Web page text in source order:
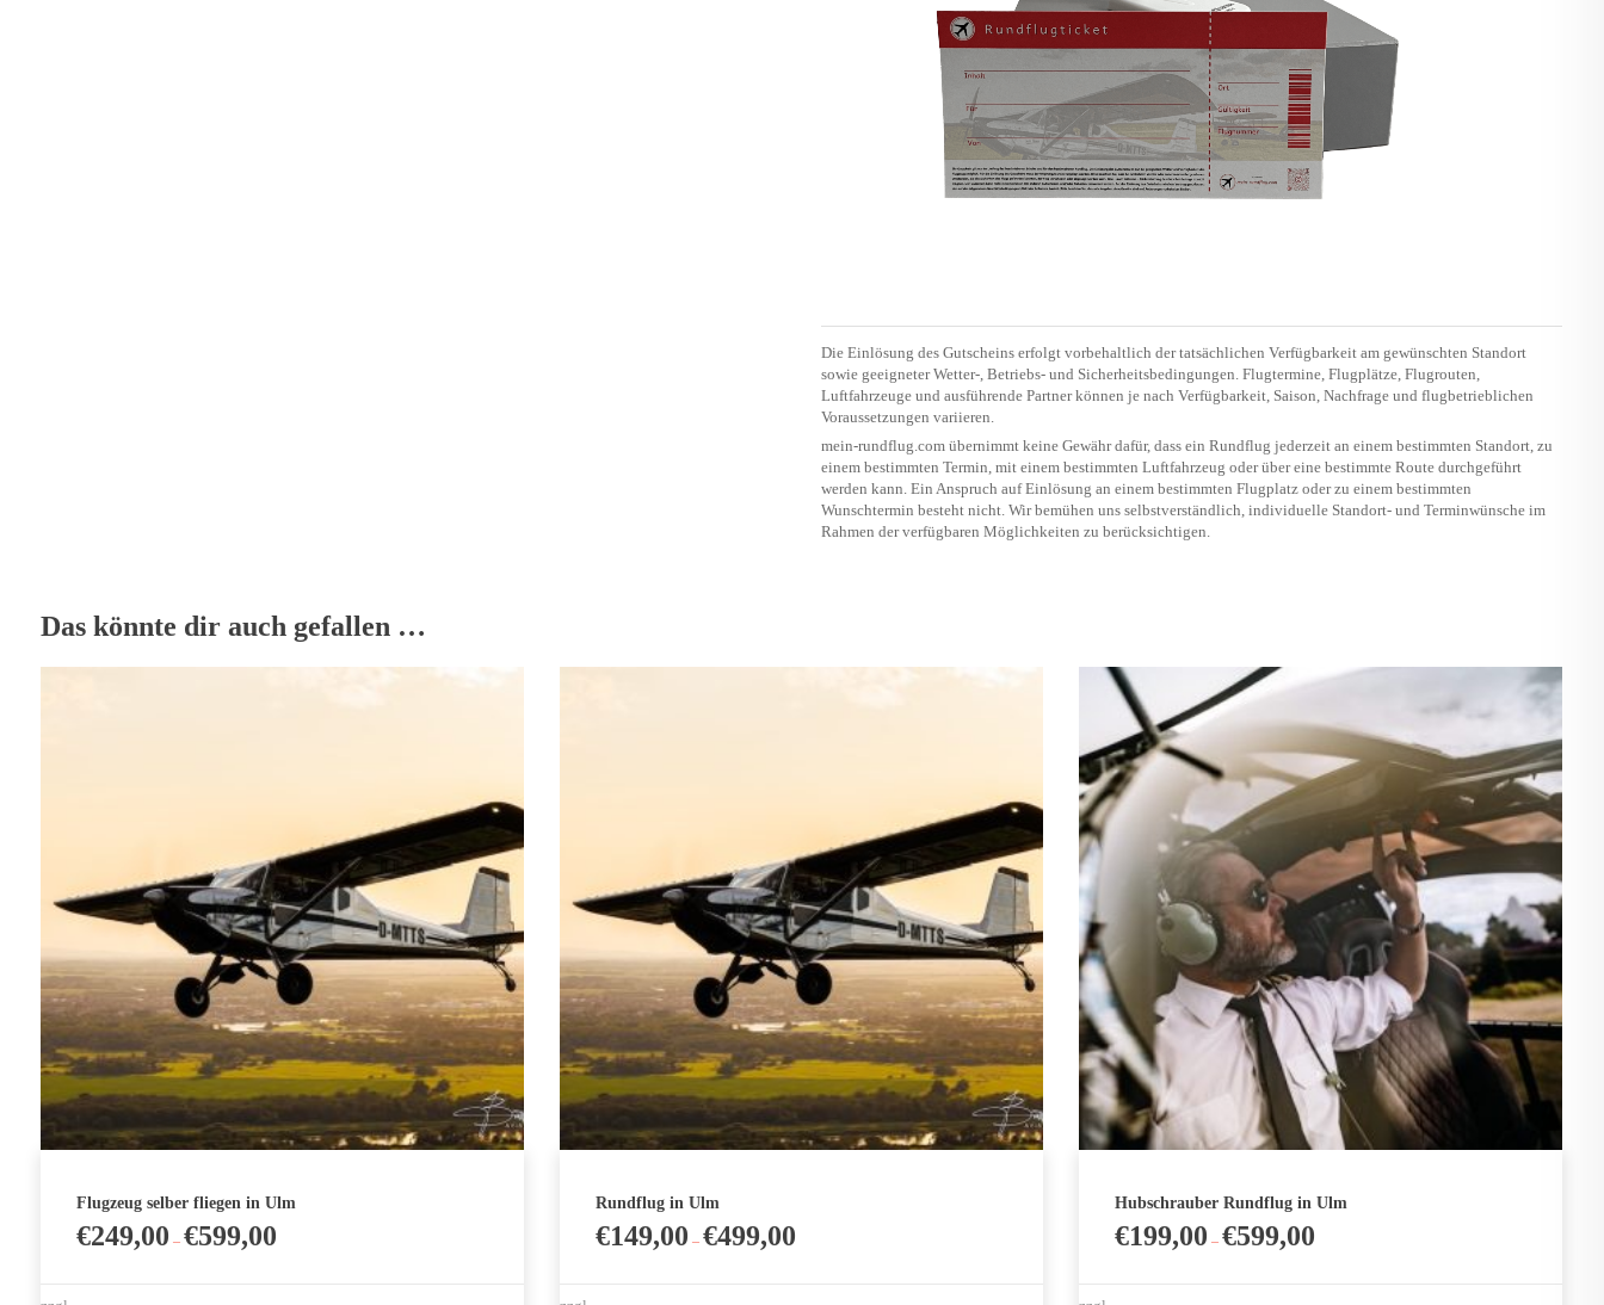
Die Einlösung des Gutscheins erfolgt vorbehaltlich der tatsächlichen Verfügbarkeit am gewünschten Standort
sowie geeigneter Wetter-, Betriebs- und Sicherheitsbedingungen. Flugtermine, Flugplätze, Flugrouten,
Luftfahrzeuge und ausführende Partner können je nach Verfügbarkeit, Saison, Nachfrage und flugbetrieblichen
Voraussetzungen variieren.
mein-rundflug.com übernimmt keine Gewähr dafür, dass ein Rundflug jederzeit an einem bestimmten Standort, zu
einem bestimmten Termin, mit einem bestimmten Luftfahrzeug oder über eine bestimmte Route durchgeführt
werden kann. Ein Anspruch auf Einlösung an einem bestimmten Flugplatz oder zu einem bestimmten
Wunschtermin besteht nicht. Wir bemühen uns selbstverständlich, individuelle Standort- und Terminwünsche im
Rahmen der verfügbaren Möglichkeiten zu berücksichtigen.
Das könnte dir auch gefallen …
Flugzeug selber fliegen in Ulm
€249,00 – €599,00
Rundflug in Ulm
€149,00 – €499,00
Hubschrauber Rundflug in Ulm
€199,00 – €599,00